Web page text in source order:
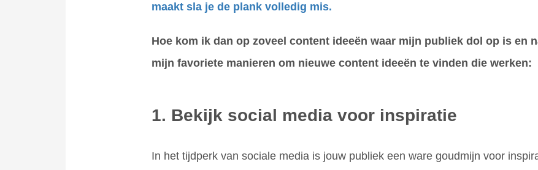
maakt sla je de plank volledig mis.
Hoe kom ik dan op zoveel content ideeën waar mijn publiek dol op is en
mijn favoriete manieren om nieuwe content ideeën te vinden die werken:
1. Bekijk social media voor inspiratie
In het tijdperk van sociale media is jouw publiek een ware goudmijn voor